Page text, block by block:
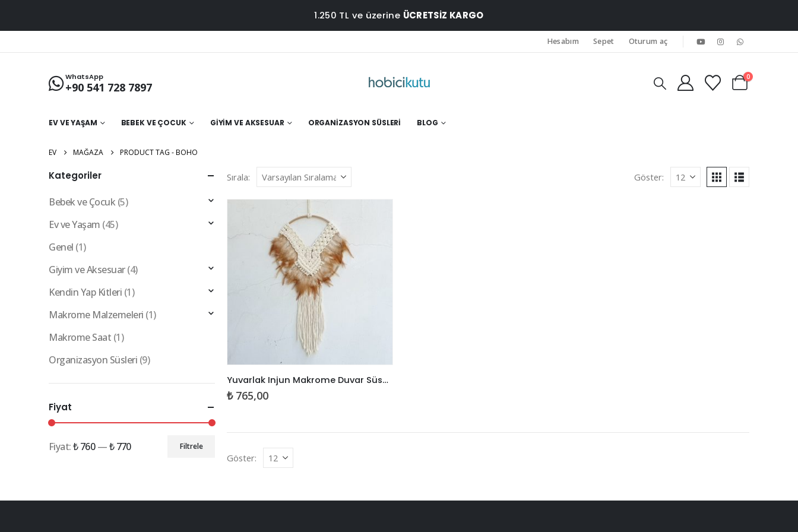
1.250 TL ve üzerine ÜCRETSİZ KARGO
Hesabım Sepet Oturum aç
WhatsApp
+90 541 728 7897
0
EV VE YAŞAM BEBEK VE ÇOCUK GIYIM VE AKSESUAR ORGANIZASYON SÜSLERI BLOG
EV MAĞAZA PRODUCT TAG -BOHO
Sırala: Göster:
Yuvarlak Injun Makrome Duvar Süsü7
₺765,00
Göster:
Kategoriler
Bebek ve Çocuk (5)
Ev ve Yaşam (45)
Genel (1)
Giyim ve Aksesuar(4)
Kendin Yap Kitleri (1)
Makrome Malzemeleri (1)
Makrome Saat (1)
Organizasyon Süsleri (9)
Fiyat
En
En
Filtrele
Fiyat:₺ 760—₺ 770